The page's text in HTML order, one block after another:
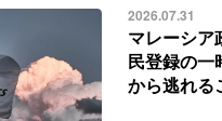
2026.07.31
マレーシ
民登録の
から逃れる